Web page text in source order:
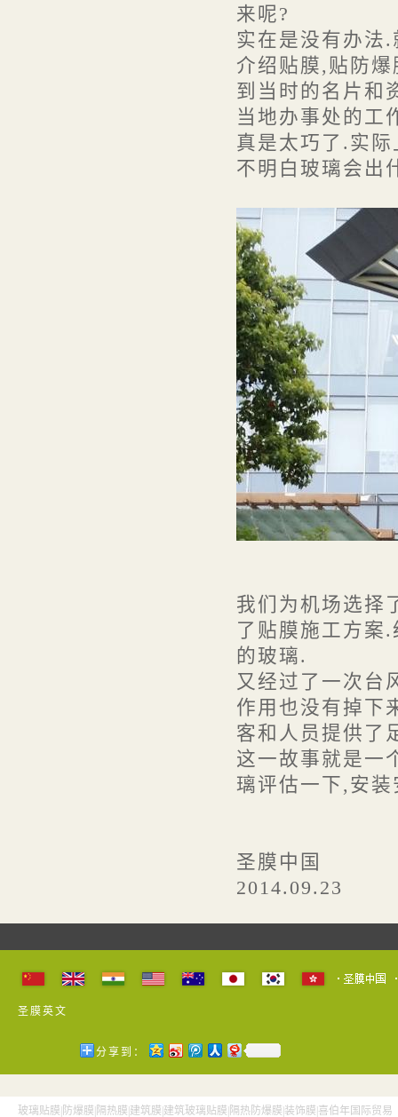
来呢?
实在是没有办法
介绍贴膜,贴防
到当时的名片和
当地办事处的工
真是太巧了.实
不明白玻璃会出
我们为机场选择
了贴膜施工方案
的玻璃.
又经过了一次台
作用也没有掉下
客和人员提供了
这一故事就是一
璃评估一下,安
圣膜中国
2014.09.23
圣膜英文
分享到：
玻璃贴膜|防爆膜|隔热膜|建筑膜|建筑玻璃贴膜|隔热防爆膜|装饰膜|喜伯年国际贸